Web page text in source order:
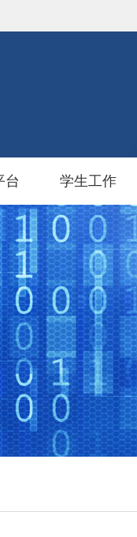
台 学生工作